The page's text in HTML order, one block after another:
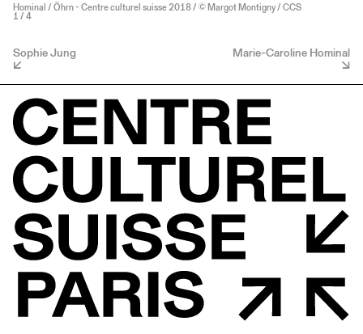
Hominal / Öhrn - Centre culturel suisse 2018 / © Margot Montigny / CCS
1 / 4
Sophie Jung Marie-Caroline Hominal